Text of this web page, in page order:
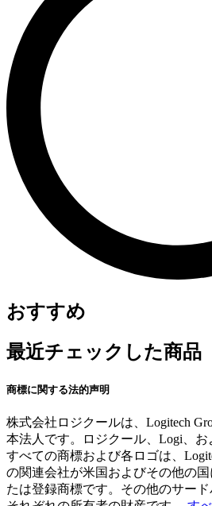
おすすめ
最近チェックした商品
商標に関する法的声明
株式会社ロジクールは、Logitech
本法人です。ロジクール、Logi、
すべての商標および各ロゴは、
の関連会社が米国およびその他の
たは登録商標です。その他のサード